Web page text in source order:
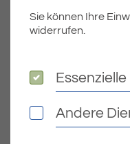
Titel für Beitrag
Öffentliche Bekanntmachung des Gemeindeverwaltungsverbandes
Titel für Beitrag
Öffentliche
Sie können Ihre
widerrufen.
Essenzielle
Essenzielle
Andere Dienste
Andere